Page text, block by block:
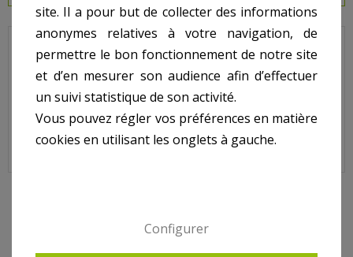
Rotule Orientable refoulement POOL'S Liner.
N° 1 sur le shéma.
Rotule Orientable Refoulement POOL'S Liner, 105D151L
site. Il a pour but de collecter des informations
anonymes relatives à votre navigation, de
permettre le bon fonctionnement de notre site
et d’en mesurer son audience afin d’effectuer
un suivi statistique de son activité.
Vous pouvez régler vos préférences en matière
cookies en utilisant les onglets à gauche.
Configurer